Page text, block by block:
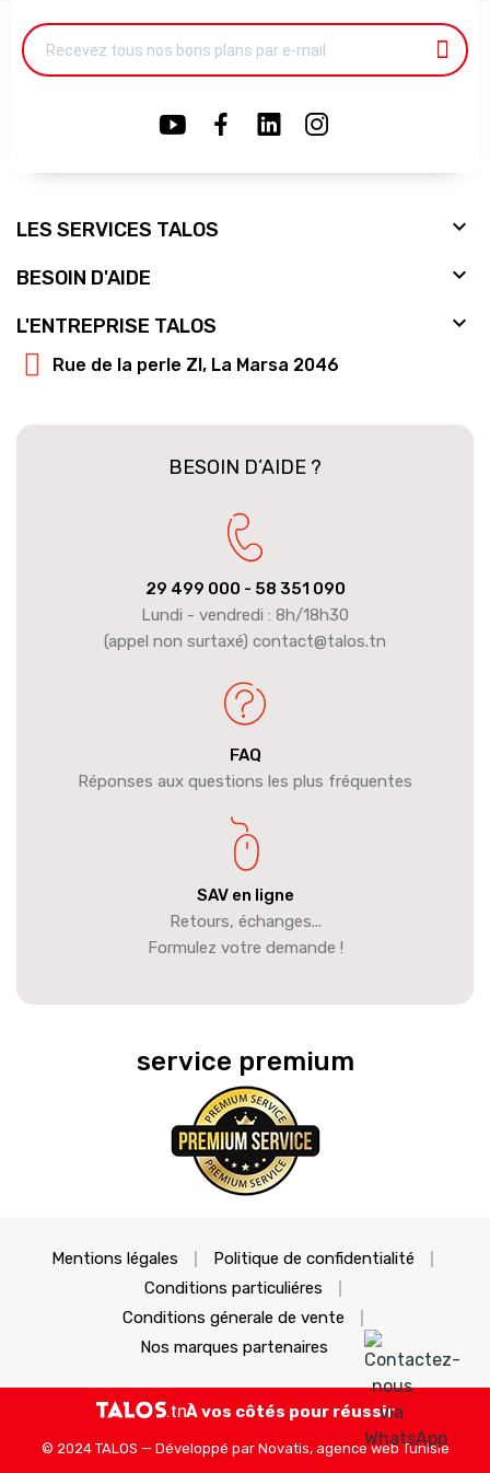
LES SERVICES TALOS 
BESOIN D'AIDE 
L'ENTREPRISE TALOS 
Rue de la perle ZI, La Marsa 2046
BESOIN D’AIDE ?
29 499 000 - 58 351 090
Lundi - vendredi : 8h/18h30
(appel non surtaxé) contact@talos.tn
FAQ
Réponses aux questions les plus fréquentes
SAV en ligne
Retours, échanges...
Formulez votre demande !
service premium
Mentions légales
Politique de confidentialité
Conditions particuliéres
Conditions génerale de vente
Nos marques partenaires
À vos côtés pour réussir
© 2024 TALOS — Développé par Novatis, agence web Tunisie